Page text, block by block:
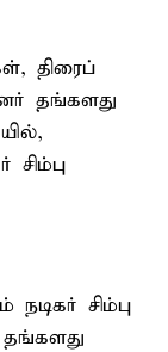
திரைப்
தங்களது
சிம்பு
சிம்பு